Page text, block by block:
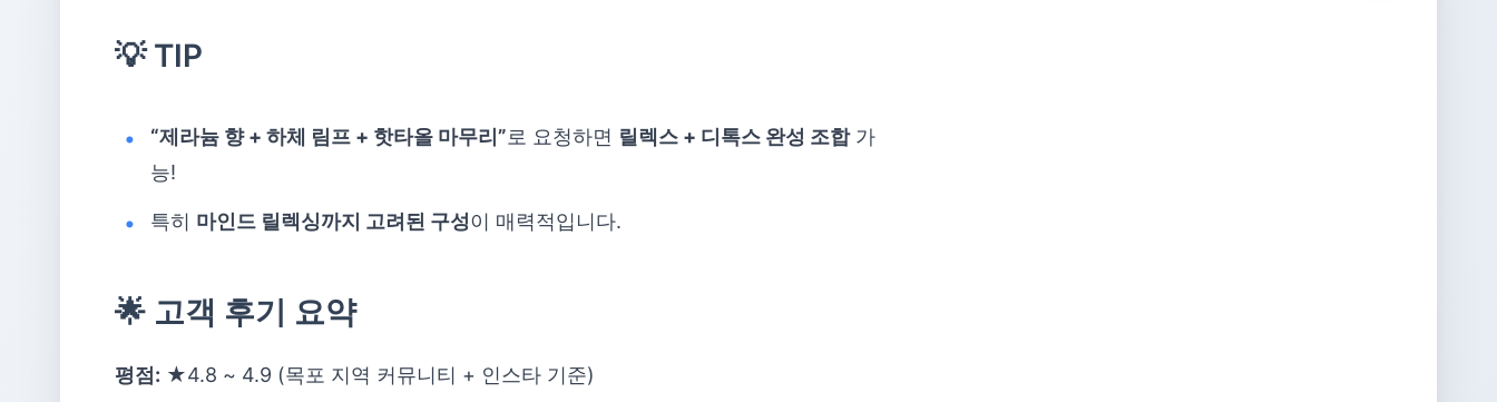
💡 TIP
“제라늄 향 + 하체 림프 + 핫타올 마무리”로 요청하면 릴렉스 + 디톡스 완성 조합가
능!
특히 마인드 릴렉싱까지 고려된 구성이 매력적입니다.
🌟 고객 후기 요약
평점: ★4.8 ~ 4.9 (목포 지역 커뮤니티 + 인스타 기준)